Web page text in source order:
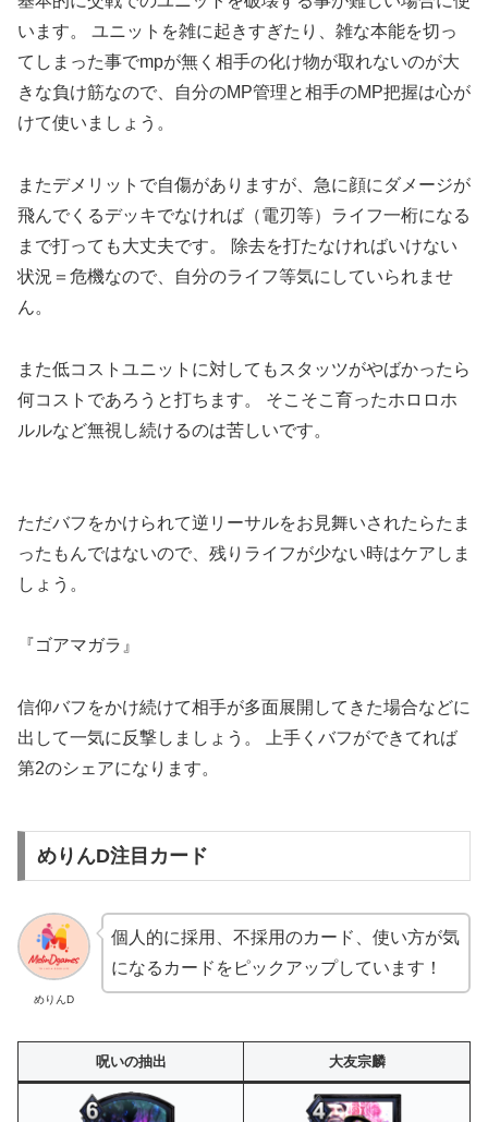
います。 ユニットを雑に起きすぎたり、雑な本能を切っ
てしまった事でmpが無く相手の化け物が取れないのが大
きな負け筋なので、自分のMP管理と相手のMP把握は心が
けて使いましょう。
またデメリットで自傷がありますが、急に顔にダメージが
飛んでくるデッキでなければ（電刃等）ライフ一桁になる
まで打っても大丈夫です。 除去を打たなければいけない
状況＝危機なので、自分のライフ等気にしていられませ
ん。
また低コストユニットに対してもスタッツがやばかったら
何コストであろうと打ちます。 そこそこ育ったホロロホ
ルルなど無視し続けるのは苦しいです。
ただバフをかけられて逆リーサルをお見舞いされたらたま
ったもんではないので、残りライフが少ない時はケアしま
しょう。
『ゴアマガラ』
信仰バフをかけ続けて相手が多面展開してきた場合などに
出して一気に反撃しましょう。 上手くバフができてれば
第2のシェアになります。
めりんD注目カード
めりんD
個人的に採用、不採用のカード、使い方が気
になるカードをピックアップしています！
呪いの抽出 大友宗麟